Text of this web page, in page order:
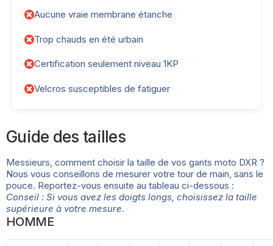
Aucune vraie membrane étanche
Trop chauds en été urbain
Certification seulement niveau 1KP
Velcros susceptibles de fatiguer
Guide des tailles
Messieurs, comment choisir la taille de vos gants moto DXR ?
Nous vous conseillons de mesurer votre tour de main, sans le
pouce. Reportez-vous ensuite au tableau ci-dessous :
Conseil : Si vous avez les doigts longs, choisissez la taille
supérieure à votre mesure.
HOMME